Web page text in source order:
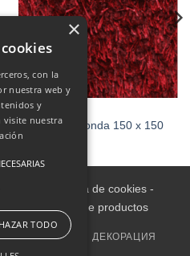
ДЕКОРАЦИЯ
Alfombra redonda 150 x 150
Política de cookies-
sobre catálogo de productos
ДЛЯ УЛИЦЫ
ДЕКОРАЦИЯ
×
con la
nuestra web y
y
visite nuestra
TODO